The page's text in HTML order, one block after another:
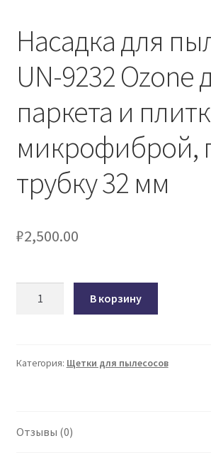
Насадка для
UN-9232 Ozone
паркета и
микрофиброй,
трубку 32 мм
₽2,500.00
пылесоса
для
В корзину
Категория: Щетки для пылесосов
Отзывы (0)